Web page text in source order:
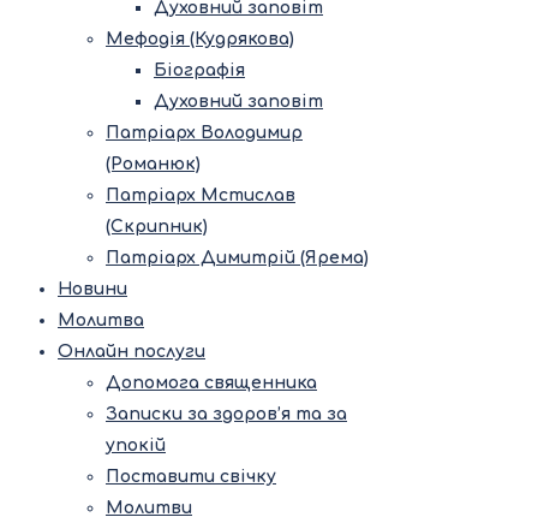
Духовний заповіт
Мефодія (Кудрякова)
Біографія
Духовний заповіт
Патріарх Володимир
(Романюк)
Патріарх Мстислав
(Скрипник)
Патріарх Димитрій (Ярема)
Новини
Молитва
Онлайн послуги
Допомога священника
Записки за здоров’я та за
упокій
Поставити свічку
Молитви